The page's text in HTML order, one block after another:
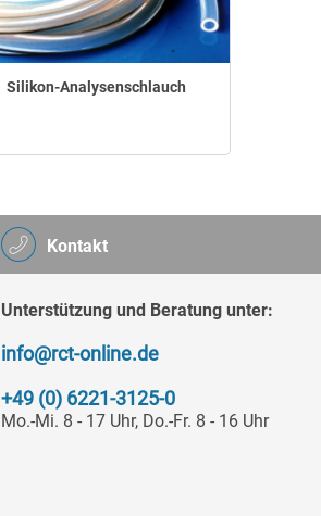
Silikon-Analysenschlauch
Kontakt
Unterstützung und Beratung unter:
info@rct-online.de
+49 (0) 6221-3125-0
Mo.-Mi. 8 - 17 Uhr, Do.-Fr. 8 - 16 Uhr